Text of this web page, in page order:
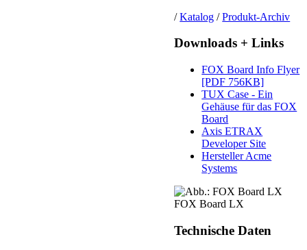
/Katalog /Produkt-Archiv
Downloads + Links
FOX Board Info Flyer
[PDF 756KB]
TUX Case - Ein
Gehäuse für das FOX
Board
Axis ETRAX
Developer Site
Hersteller Acme
Systems
FOX Board LX
Technische Daten